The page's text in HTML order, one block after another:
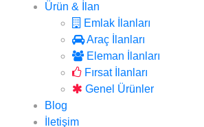
Ürün & İlan
Emlak İlanları
Araç İlanları
Eleman İlanları
Fırsat İlanları
Genel Ürünler
Blog
İletişim